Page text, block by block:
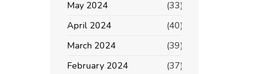
May 2024
(33)
April 2024
(40)
March 2024
(39)
February 2024
(37)